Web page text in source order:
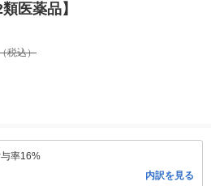
医薬品】
税込）
率16%
内訳を見る